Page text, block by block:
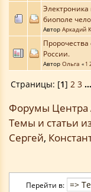
биополе
Автор Аркадий К
Пророчества
России.
Автор Ольга « 1
Страницы: [1] 2 3 ...
Форумы Центра
Темы и статьи
Сергей,
Перейти в: